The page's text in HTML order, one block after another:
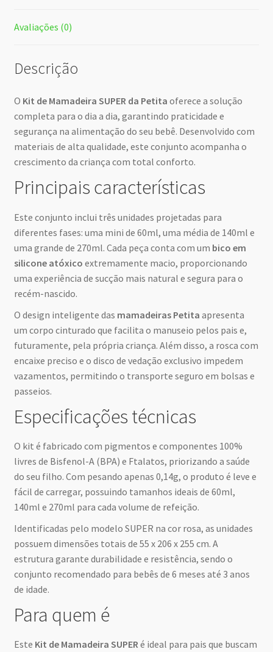
Avaliações (0)
Descrição
O Kit de Mamadeira SUPER da Petita oferece a solução
completa para o dia a dia, garantindo praticidade e
segurança na alimentação do seu bebê. Desenvolvido com
materiais de alta qualidade, este conjunto acompanha o
crescimento da criança com total conforto.
Principais características
Este conjunto inclui três unidades projetadas para
diferentes fases: uma mini de 60ml, uma média de 140ml e
uma grande de 270ml. Cada peça conta com um bico em
silicone atóxico extremamente macio, proporcionando
uma experiência de sucção mais natural e segura para o
recém-nascido.
O design inteligente das mamadeiras Petita apresenta
um corpo cinturado que facilita o manuseio pelos pais e,
futuramente, pela própria criança. Além disso, a rosca com
encaixe preciso e o disco de vedação exclusivo impedem
vazamentos, permitindo o transporte seguro em bolsas e
passeios.
Especificações técnicas
O kit é fabricado com pigmentos e componentes 100%
livres de Bisfenol-A (BPA) e Ftalatos, priorizando a saúde
do seu filho. Com pesando apenas 0,14g, o produto é leve e
fácil de carregar, possuindo tamanhos ideais de 60ml,
140ml e 270ml para cada volume de refeição.
Identificadas pelo modelo SUPER na cor rosa, as unidades
possuem dimensões totais de 55 x 206 x 255 cm. A
estrutura garante durabilidade e resistência, sendo o
conjunto recomendado para bebês de 6 meses até 3 anos
de idade.
Para quem é
Este Kit de Mamadeira SUPER é ideal para pais que buscam